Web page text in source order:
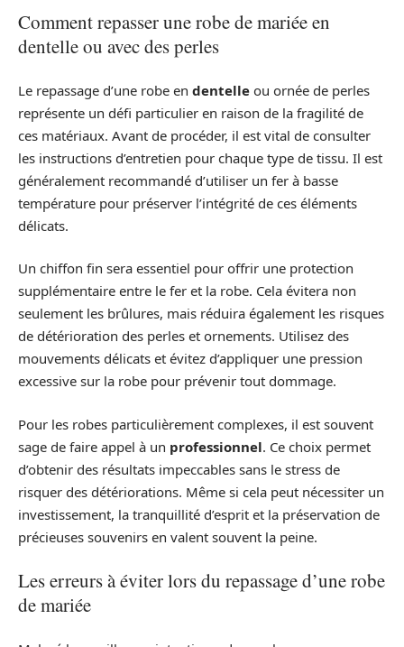
Comment repasser une robe de mariée en
dentelle ou avec des perles
Le repassage d’une robe en dentelle ou ornée de perles
représente un défi particulier en raison de la fragilité de
ces matériaux. Avant de procéder, il est vital de consulter
les instructions d’entretien pour chaque type de tissu. Il est
généralement recommandé d’utiliser un fer à basse
température pour préserver l’intégrité de ces éléments
délicats.
Un chiffon fin sera essentiel pour offrir une protection
supplémentaire entre le fer et la robe. Cela évitera non
seulement les brûlures, mais réduira également les risques
de détérioration des perles et ornements. Utilisez des
mouvements délicats et évitez d’appliquer une pression
excessive sur la robe pour prévenir tout dommage.
Pour les robes particulièrement complexes, il est souvent
sage de faire appel à un professionnel. Ce choix permet
d’obtenir des résultats impeccables sans le stress de
risquer des détériorations. Même si cela peut nécessiter un
investissement, la tranquillité d’esprit et la préservation de
précieuses souvenirs en valent souvent la peine.
Les erreurs à éviter lors du repassage d’une robe
de mariée